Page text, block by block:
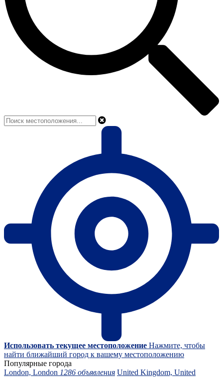
Использовать текущее местоположение Нажмите, чтобы
найти ближайший город к вашему местоположению
Популярные города
London, London 1286 объявления United Kingdom, United